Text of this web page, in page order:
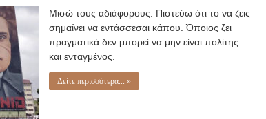
τους
αδιάφορους
Μισώ τους αδιάφορους. Πιστεύω ότι το να ζεις
σημαίνει να εντάσσεσαι κάπου. Όποιος ζει
πραγματικά δεν μπορεί να μην είναι πολίτης
και ενταγμένος.
Δείτε περισσότερα... »